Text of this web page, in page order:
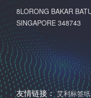
8LORONG BAKAR
SINGAPORE 348743
友情链接： 艾利标签纸